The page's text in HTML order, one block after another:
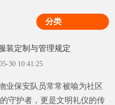
分类
装定制与管理规定
30 10:41:25
业保安队员常常被喻为社区
守护者，更是文明礼仪的传